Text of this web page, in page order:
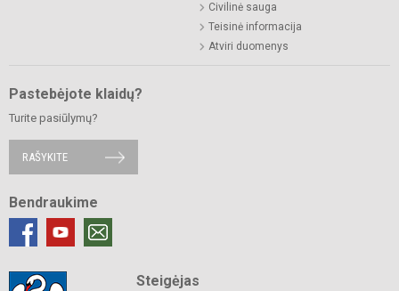
Civilinė sauga
Teisinė informacija
Atviri duomenys
Pastebėjote klaidų?
Turite pasiūlymų?
RAŠYKITE
Bendraukime
Steigėjas